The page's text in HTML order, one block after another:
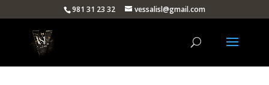
981 31 23 32 vessalisl@gmail.com